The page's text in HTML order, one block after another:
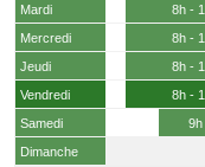
Mardi
8h -
Mercredi
8h -
Jeudi
8h -
Vendredi
8h -
Samedi
9h
Dimanche